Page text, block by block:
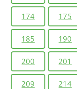
174 175
185 190
200 201
209 214